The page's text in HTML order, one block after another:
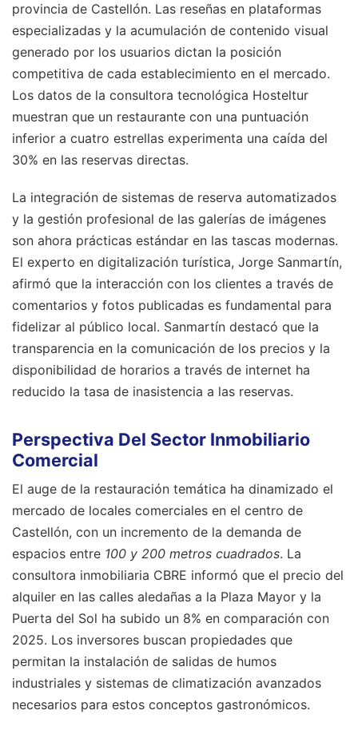
provincia de Castellón. Las reseñas en plataformas
especializadas y la acumulación de contenido visual
generado por los usuarios dictan la posición
competitiva de cada establecimiento en el mercado.
Los datos de la consultora tecnológica Hosteltur
muestran que un restaurante con una puntuación
inferior a cuatro estrellas experimenta una caída del
30% en las reservas directas.
La integración de sistemas de reserva automatizados
y la gestión profesional de las galerías de imágenes
son ahora prácticas estándar en las tascas modernas.
El experto en digitalización turística, Jorge Sanmartín,
afirmó que la interacción con los clientes a través de
comentarios y fotos publicadas es fundamental para
fidelizar al público local. Sanmartín destacó que la
transparencia en la comunicación de los precios y la
disponibilidad de horarios a través de internet ha
reducido la tasa de inasistencia a las reservas.
Perspectiva Del Sector Inmobiliario
Comercial
El auge de la restauración temática ha dinamizado el
mercado de locales comerciales en el centro de
Castellón, con un incremento de la demanda de
espacios entre 100 y 200 metros cuadrados. La
consultora inmobiliaria CBRE informó que el precio del
alquiler en las calles aledañas a la Plaza Mayor y la
Puerta del Sol ha subido un 8% en comparación con
2025. Los inversores buscan propiedades que
permitan la instalación de salidas de humos
industriales y sistemas de climatización avanzados
necesarios para estos conceptos gastronómicos.